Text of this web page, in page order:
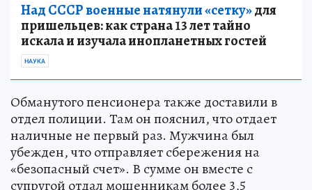
Над СССР военные натянули «сетку»для
пришельцев: как страна 13 лет тайно
искала и изучала инопланетных гостей
НАУКА
Обманутого пенсионера также доставили в
отдел полиции. Там он пояснил, что отдает
наличные не первый раз. Мужчина был
убежден, что отправляет сбережения на
«безопасный счет». В сумме он вместе с
супругой отдал мошенникам более 3,5